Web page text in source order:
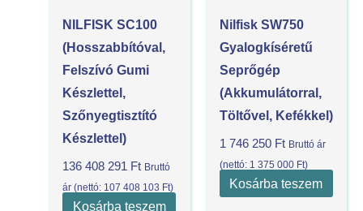
NILFISK SC100
(hosszabbítóval,
Felszívó Gumi
Készlettel,
Szőnyegtisztító
Készlettel)
136 408 291 Ft Bruttó
ár (nettó: 107 408 103 Ft)
Kosárba teszem
Nilfisk SW750
Gyalogkíséretű
Seprőgép
(akkumulátorral,
Töltővel, Kefékkel)
1 746 250 Ft Bruttó ár
(nettó: 1 375 000 Ft)
Kosárba teszem